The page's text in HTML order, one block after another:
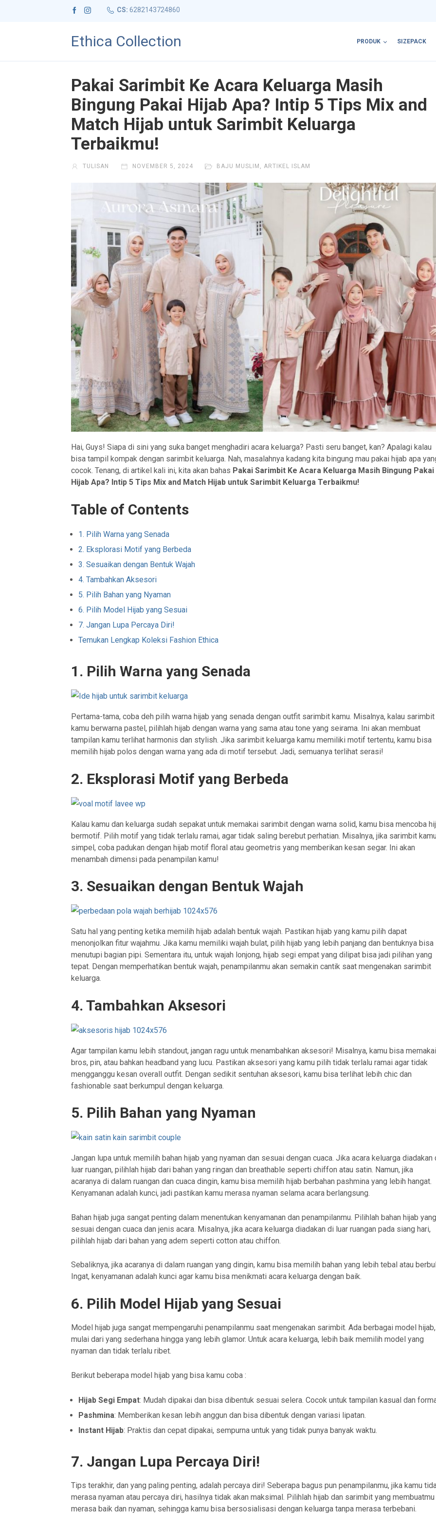
CS: 6282143724860
Ethica Collection PRODUK SIZEPACK
Pakai Sarimbit Ke Acara Keluarga Masih
Bingung Pakai Hijab Apa? Intip 5 Tips Mix and
Match Hijab untuk Sarimbit Keluarga
Terbaikmu!
TULISAN NOVEMBER 5, 2024 BAJU MUSLIM , ARTIKEL ISLAM
Hai, Guys! Siapa di sini yang suka banget menghadiri acara keluarga? Pasti seru banget, kan? Apalagi kalau
bisa tampil kompak dengan sarimbit keluarga. Nah, masalahnya kadang kita bingung mau pakai hijab apa
cocok. Tenang, di artikel kali ini, kita akan bahas Pakai Sarimbit Ke Acara Keluarga Masih Bingung Pakai
Hijab Apa? Intip 5 Tips Mix and Match Hijab untuk Sarimbit Keluarga Terbaikmu!
Table of Contents
1. Pilih Warna yang Senada
2. Eksplorasi Motif yang Berbeda
3. Sesuaikan dengan Bentuk Wajah
4. Tambahkan Aksesori
5. Pilih Bahan yang Nyaman
6. Pilih Model Hijab yang Sesuai
7. Jangan Lupa Percaya Diri!
Temukan Lengkap Koleksi Fashion Ethica
1. Pilih Warna yang Senada
Pertama-tama, coba deh pilih warna hijab yang senada dengan outfit sarimbit kamu. Misalnya, kalau sarimbit
kamu berwarna pastel, pilihlah hijab dengan warna yang sama atau tone yang seirama. Ini akan membuat
tampilan kamu terlihat harmonis dan stylish. Jika sarimbit keluarga kamu memiliki motif tertentu, kamu bisa
memilih hijab polos dengan warna yang ada di motif tersebut. Jadi, semuanya terlihat serasi!
2. Eksplorasi Motif yang Berbeda
Kalau kamu dan keluarga sudah sepakat untuk memakai sarimbit dengan warna solid, kamu bisa mencoba
bermotif. Pilih motif yang tidak terlalu ramai, agar tidak saling berebut perhatian. Misalnya, jika sarimbit kamu
simpel, coba padukan dengan hijab motif floral atau geometris yang memberikan kesan segar. Ini akan
menambah dimensi pada penampilan kamu!
3. Sesuaikan dengan Bentuk Wajah
Satu hal yang penting ketika memilih hijab adalah bentuk wajah. Pastikan hijab yang kamu pilih dapat
menonjolkan fitur wajahmu. Jika kamu memiliki wajah bulat, pilih hijab yang lebih panjang dan bentuknya bisa
menutupi bagian pipi. Sementara itu, untuk wajah lonjong, hijab segi empat yang dilipat bisa jadi pilihan yang
tepat. Dengan memperhatikan bentuk wajah, penampilanmu akan semakin cantik saat mengenakan sarimbit
keluarga.
4. Tambahkan Aksesori
Agar tampilan kamu lebih standout, jangan ragu untuk menambahkan aksesori! Misalnya, kamu bisa memakai
bros, pin, atau bahkan headband yang lucu. Pastikan aksesori yang kamu pilih tidak terlalu ramai agar tidak
mengganggu kesan overall outfit. Dengan sedikit sentuhan aksesori, kamu bisa terlihat lebih chic dan
fashionable saat berkumpul dengan keluarga.
5. Pilih Bahan yang Nyaman
Jangan lupa untuk memilih bahan hijab yang nyaman dan sesuai dengan cuaca. Jika acara keluarga diadakan
luar ruangan, pilihlah hijab dari bahan yang ringan dan breathable seperti chiffon atau satin. Namun, jika
acaranya di dalam ruangan dan cuaca dingin, kamu bisa memilih hijab berbahan pashmina yang lebih hangat.
Kenyamanan adalah kunci, jadi pastikan kamu merasa nyaman selama acara berlangsung.
Bahan hijab juga sangat penting dalam menentukan kenyamanan dan penampilanmu. Pilihlah bahan hijab yang
sesuai dengan cuaca dan jenis acara. Misalnya, jika acara keluarga diadakan di luar ruangan pada siang hari,
pilihlah hijab dari bahan yang adem seperti cotton atau chiffon.
Sebaliknya, jika acaranya di dalam ruangan yang dingin, kamu bisa memilih bahan yang lebih tebal atau
Ingat, kenyamanan adalah kunci agar kamu bisa menikmati acara keluarga dengan baik.
6. Pilih Model Hijab yang Sesuai
Model hijab juga sangat mempengaruhi penampilanmu saat mengenakan sarimbit. Ada berbagai model hijab,
mulai dari yang sederhana hingga yang lebih glamor. Untuk acara keluarga, lebih baik memilih model yang
nyaman dan tidak terlalu ribet.
Berikut beberapa model hijab yang bisa kamu coba :
Hijab Segi Empat: Mudah dipakai dan bisa dibentuk sesuai selera. Cocok untuk tampilan kasual dan
Pashmina: Memberikan kesan lebih anggun dan bisa dibentuk dengan variasi lipatan.
Instant Hijab: Praktis dan cepat dipakai, sempurna untuk yang tidak punya banyak waktu.
7. Jangan Lupa Percaya Diri!
Tips terakhir, dan yang paling penting, adalah percaya diri! Seberapa bagus pun penampilanmu, jika kamu
merasa nyaman atau percaya diri, hasilnya tidak akan maksimal. Pilihlah hijab dan sarimbit yang membuatmu
merasa baik dan nyaman, sehingga kamu bisa bersosialisasi dengan keluarga tanpa merasa terbebani.